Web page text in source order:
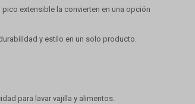
extensible la convierten en una opción
y estilo en un solo producto.
para lavar vajilla y alimentos.